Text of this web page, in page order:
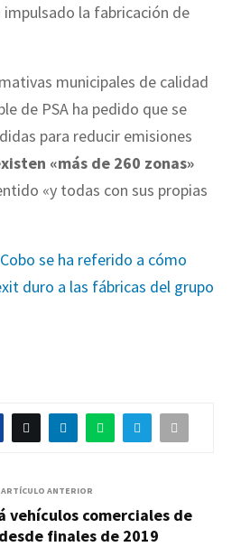
impulsado la fabricación de
municipales de calidad
de PSA ha pedido que se
para reducir emisiones
«más de 260 zonas»
«y todas con sus propias
se ha referido a cómo
duro a las fábricas del grupo
ARTÍCULO ANTERIOR
vehículos comerciales de
finales de 2019